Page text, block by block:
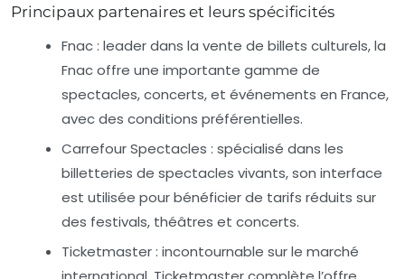
Principaux partenaires et leurs spécificités
Fnac : leader dans la vente de billets culturels, la
Fnac offre une importante gamme de
spectacles, concerts, et événements en France,
avec des conditions préférentielles.
Carrefour Spectacles : spécialisé dans les
billetteries de spectacles vivants, son interface
est utilisée pour bénéficier de tarifs réduits sur
des festivals, théâtres et concerts.
Ticketmaster : incontournable sur le marché